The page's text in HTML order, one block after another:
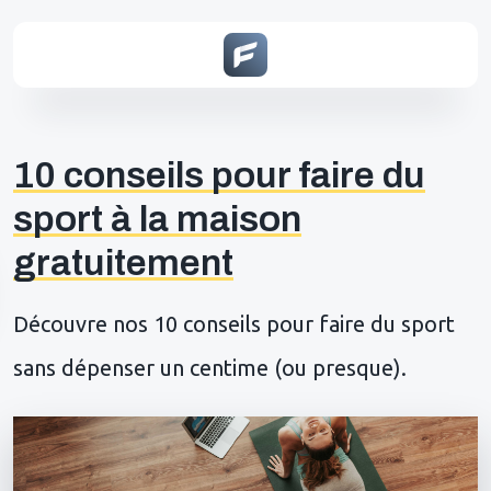
10 conseils pour faire du
sport à la maison
gratuitement
Découvre nos 10 conseils pour faire du sport
sans dépenser un centime (ou presque).